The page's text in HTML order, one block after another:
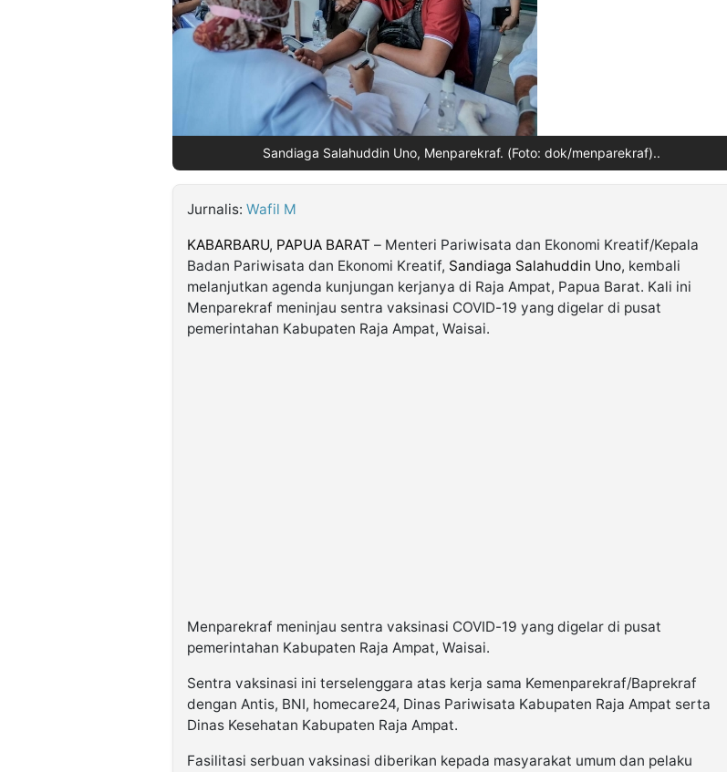
Sandiaga Salahuddin Uno, Menparekraf. (Foto: dok/menparekraf)..
Jurnalis: Wafil M
KABARBARU, PAPUA BARAT – Menteri Pariwisata dan Ekonomi Kreatif/Kepala
Badan Pariwisata dan Ekonomi Kreatif, Sandiaga Salahuddin Uno, kembali
melanjutkan agenda kunjungan kerjanya di Raja Ampat, Papua Barat. Kali ini
Menparekraf meninjau sentra vaksinasi COVID-19 yang digelar di pusat
pemerintahan Kabupaten Raja Ampat, Waisai.
Menparekraf meninjau sentra vaksinasi COVID-19 yang digelar di pusat
pemerintahan Kabupaten Raja Ampat, Waisai.
Sentra vaksinasi ini terselenggara atas kerja sama Kemenparekraf/Baprekraf
dengan Antis, BNI, homecare24, Dinas Pariwisata Kabupaten Raja Ampat serta
Dinas Kesehatan Kabupaten Raja Ampat.
Fasilitasi serbuan vaksinasi diberikan kepada masyarakat umum dan pelaku